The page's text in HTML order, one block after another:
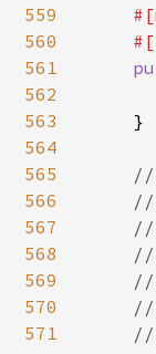
559
560
561
562
563
564
565
566
567
568
569
570
571
    }